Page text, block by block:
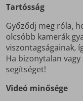
Tartósság
Győződj meg róla,
olcsóbb kamerák
viszontagságainak,
Ha bizonytalan
segítséget!
Videó minősége